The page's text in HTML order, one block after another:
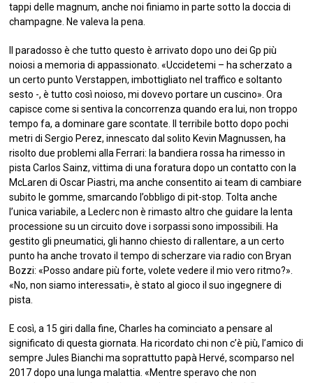
tappi delle magnum, anche noi finiamo in parte sotto la doccia di
champagne. Ne valeva la pena.
Il paradosso è che tutto questo è arrivato dopo uno dei Gp più
noiosi a memoria di appassionato. «Uccidetemi – ha scherzato a
un certo punto Verstappen, imbottigliato nel traffico e soltanto
sesto -, è tutto così noioso, mi dovevo portare un cuscino». Ora
capisce come si sentiva la concorrenza quando era lui, non troppo
tempo fa, a dominare gare scontate. Il terribile botto dopo pochi
metri di Sergio Perez, innescato dal solito Kevin Magnussen, ha
risolto due problemi alla Ferrari: la bandiera rossa ha rimesso in
pista Carlos Sainz, vittima di una foratura dopo un contatto con la
McLaren di Oscar Piastri, ma anche consentito ai team di cambiare
subito le gomme, smarcando l’obbligo di pit-stop. Tolta anche
l’unica variabile, a Leclerc non è rimasto altro che guidare la lenta
processione su un circuito dove i sorpassi sono impossibili. Ha
gestito gli pneumatici, gli hanno chiesto di rallentare, a un certo
punto ha anche trovato il tempo di scherzare via radio con Bryan
Bozzi: «Posso andare più forte, volete vedere il mio vero ritmo?».
«No, non siamo interessati», è stato al gioco il suo ingegnere di
pista.
E così, a 15 giri dalla fine, Charles ha cominciato a pensare al
significato di questa giornata. Ha ricordato chi non c’è più, l’amico di
sempre Jules Bianchi ma soprattutto papà Hervé, scomparso nel
2017 dopo una lunga malattia. «Mentre speravo che non